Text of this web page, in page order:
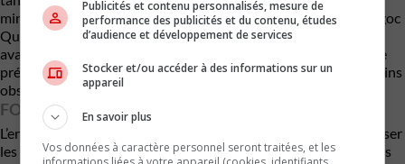
minoritaire inférieure à 5 %. Une troisième société nommée Ngoc
Quy Investment participera temporairement à la transaction
avant de disparaître complètement de la structure finale. Cette
présence éphémère soulève elle aussi des questions chez certains
observateurs.
FOXCONN REVIENT DANS LE PORTRAIT
L’entente permet également aux nouveaux propriétaires d’utiliser
les usines VinFast pour fabriquer des véhicules ou des batteries
Publicités et contenu personnalisés, mesure de
performance des publicités et du contenu, études
d’audience et développement de services
Stocker et/ou accéder à des informations sur un
appareil
En savoir plus
Vos données à caractère personnel seront traitées, et les